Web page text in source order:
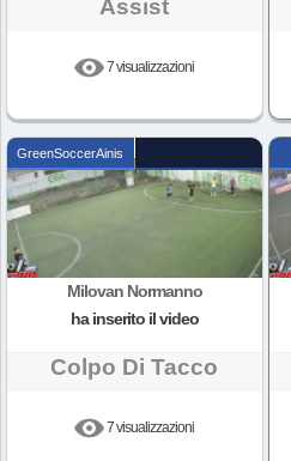
Assist
7 visualizzazioni
GreenSoccerAinis
Milovan Normanno
ha inserito il video
Colpo Di Tacco
7 visualizzazioni